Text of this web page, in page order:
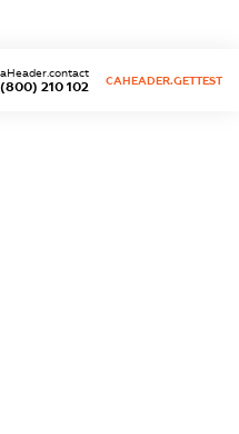
210 102 CAHEADER.GETTEST